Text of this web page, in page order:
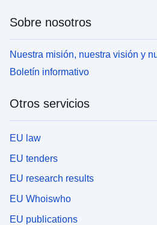
Sobre nosotros
Nuestra misión, nuestra visión y
Boletín informativo
Otros servicios
EU law
EU tenders
EU research results
EU Whoiswho
EU publications